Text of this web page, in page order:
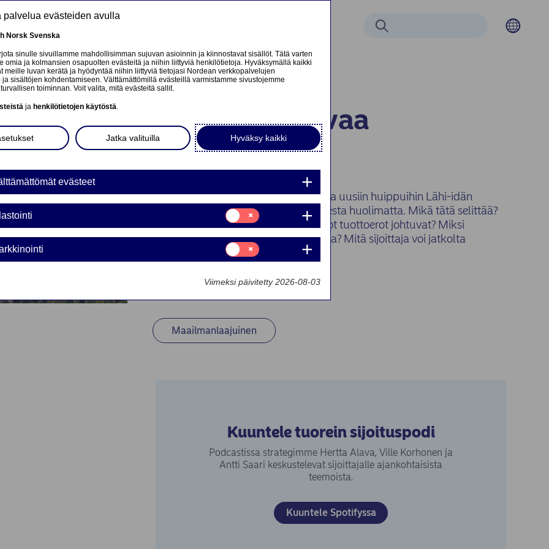
Etsi
Podcast: Vahvaa
tuloskasvua
Pörssikurssit palautuivat huhtikuussa uusiin huippuihin Lähi-idän
tilanteeseen liittyvästä epävarmuudesta huolimatta. Mikä tätä selittää?
Mistä kehittyvien maiden pörssien isot tuottoerot johtuvat? Miksi
joukkolainojen tuotot ovat pakkasella? Mitä sijoittaja voi jatkolta
06. TOUKOKUU 2026
Maailmanlaajuinen
Kuuntele tuorein sijoituspodi
Podcastissa strategimme Hertta Alava, Ville Korhonen ja
Antti Saari keskustelevat sijoittajalle ajankohtaisista
teemoista.
Kuuntele Spotifyssa(opens in new window)
palvelua evästeiden avulla
Norsk Svenska
sinulle sivuillamme mahdollisimman sujuvan asioinnin ja kiinnostavat sisällöt. Tätä varten
omia ja kolmansien osapuolten evästeitä ja niihin liittyviä henkilötietoja. Hyväksymällä kaikki
meille luvan kerätä ja hyödyntää niihin liittyviä tietojasi Nordean verkkopalvelujen
ja sisältöjen kohdentamiseen. Välttämättömillä evästeillä varmistamme sivustojemme
toiminnan. Voit valita, mitä evästeitä sallit.
ja henkilötietojen käytöstä.
Hyväksy kaikki
Jatka valituilla
evästeet
Suostumusvalinta:
Tilastointi
Suostumusvalinta:
Markkinointi
Viimeksi päivitetty 2026-08-03